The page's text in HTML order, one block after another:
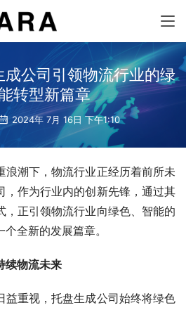
公司引领物流行业的绿
转型新篇章
2024年 7月 16日 下午1:10
浪潮下，物流行业正经历着前所未
，作为行业内的创新先锋，通过其
，正引领物流行业向绿色、智能的
全新的发展篇章。
续物流未来
益重视，托盘生成公司始终将绿色